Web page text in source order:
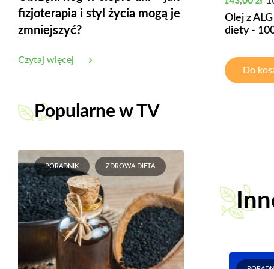
fizjoterapia i styl życia mogą je
zmniejszyć?
Czytaj więcej
Popularne w TV
PORADNIK ZDROWA DIETA
Olej z
diety -
Do